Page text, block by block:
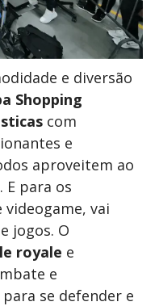
e diversão
Shopping
com
e
aproveitem ao
E para os
vai
jogos. O
royale e
e
se defender e